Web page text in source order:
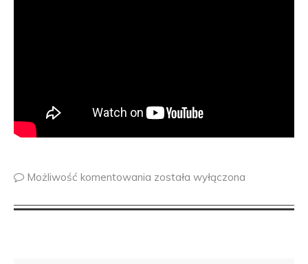
Możliwość komentowania została wyłączona